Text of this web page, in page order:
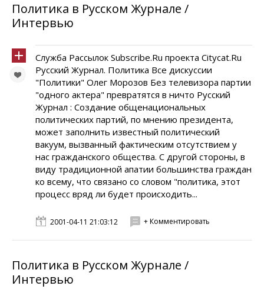
Политика в Русском Журнале /
Интервью
Служба Рассылок Subscribe.Ru проекта Citycat.Ru
Русский Журнал. Политика Все дискуссии
"Политики" Олег Морозов Без телевизора партии
"одного актера" превратятся в ничто Русский
Журнал : Создание общенациональных
политических партий, по мнению президента,
может заполнить известный политический
вакуум, вызванный фактическим отсутствием у
нас гражданского общества. С другой стороны, в
виду традиционной апатии большинства граждан
ко всему, что связано со словом "политика, этот
процесс вряд ли будет происходить...
2001-04-11 21:03:12 + Комментировать
Политика в Русском Журнале /
Интервью